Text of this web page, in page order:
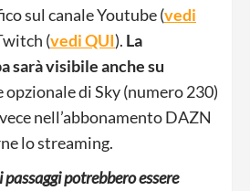
sul canale Youtube (vedi
(vedi QUI). La
sarà visibile anche su
opzionale di Sky (numero 230)
nell’abbonamento DAZN
lo streaming.
potrebbero essere